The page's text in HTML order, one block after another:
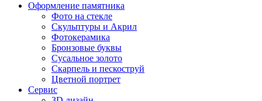
Оформление памятника
Фото на стекле
Скульптуры и Акрил
Фотокерамика
Бронзовые буквы
Сусальное золото
Скарпель и пескоструй
Цветной портрет
Сервис